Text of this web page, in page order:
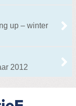
up – winter
2012